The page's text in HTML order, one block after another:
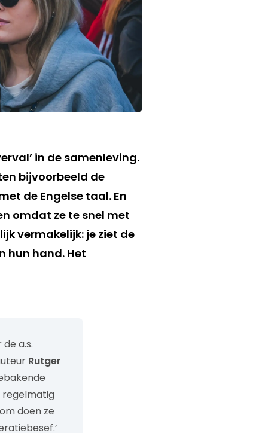
in de samenleving.
bijvoorbeeld de
de Engelse taal. En
omdat ze te snel met
vermakelijk: je ziet de
hun hand. Het
a.s.
Rutger
regelmatig
doen ze